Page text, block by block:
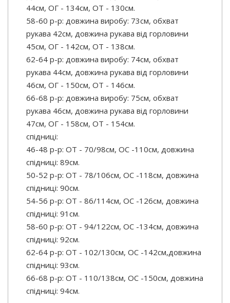
44см, ОГ - 134см, ОТ - 130см.
58-60 р-р: довжина виробу: 73см, обхват
рукава 42см, довжина рукава від горловини
45см, ОГ - 142см, ОТ - 138см.
62-64 р-р: довжина виробу: 74см, обхват
рукава 44см, довжина рукава від горловини
46см, ОГ - 150см, ОТ - 146см.
66-68 р-р: довжина виробу: 75см, обхват
рукава 46см, довжина рукава від горловини
47см, ОГ - 158см, ОТ - 154см.
спідниці:
46-48 р-р: ОТ - 70/98см, OC -110см, довжина
спідниці: 89см.
50-52 р-р: ОТ - 78/106см, OC -118см, довжина
спідниці: 90см.
54-56 р-р: ОТ - 86/114см, OC -126см, довжина
спідниці: 91см.
58-60 р-р: ОТ - 94/122см, OC -134см, довжина
спідниці: 92см.
62-64 р-р: ОТ - 102/130см, ОС -142см,довжина
спідниці: 93см.
66-68 р-р: ОТ - 110/138см, OC -150см, довжина
спідниці: 94см.